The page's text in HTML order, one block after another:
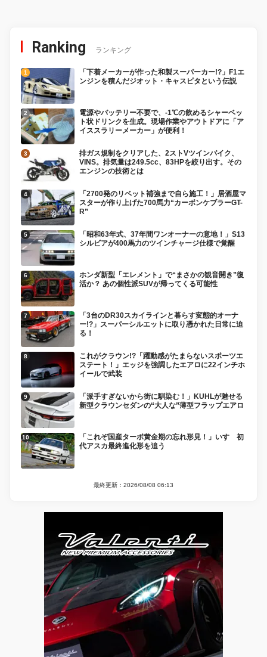
Ranking ランキング
「下着メーカーが作った和製スーパーカー!?」F1エ
ンジンを積んだジオット・キャスピタという伝説
電源やバッテリー不要で、-1℃の飲めるシャーベッ
ト状ドリンクを生成。現場作業やアウトドアに「ア
イススラリーメーカー」が便利！
排ガス規制をクリアした、2ストVツインバイク、
VINS。排気量は249.5cc、83HPを絞り出す。その
エンジンの技術とは
「2700発のリベット補強まで自ら施工！」居酒屋マ
スターが作り上げた700馬力“カーボンケブラーGT-
R”
「昭和63年式、37年間ワンオーナーの意地！」S13
シルビアが400馬力のツインチャージ仕様で覚醒
ホンダ新型「エレメント」で“まさかの観音開き”復
活か？ あの個性派SUVが帰ってくる可能性
「3台のDR30スカイラインと暮らす変態的オーナ
ー!?」スーパーシルエットに取り憑かれた日常に迫
る！
これがクラウン!?「躍動感がたまらないスポーツエ
ステート！」エッジを強調したエアロに22インチホ
イールで武装
「派手すぎないから街に馴染む！」KUHLが魅せる
新型クラウンセダンの“大人な”薄型フラップエアロ
「これぞ国産ターボ黄金期の忘れ形見！」いすゞ初
代アスカ最終進化形を追う
最終更新：2026/08/08 06:13